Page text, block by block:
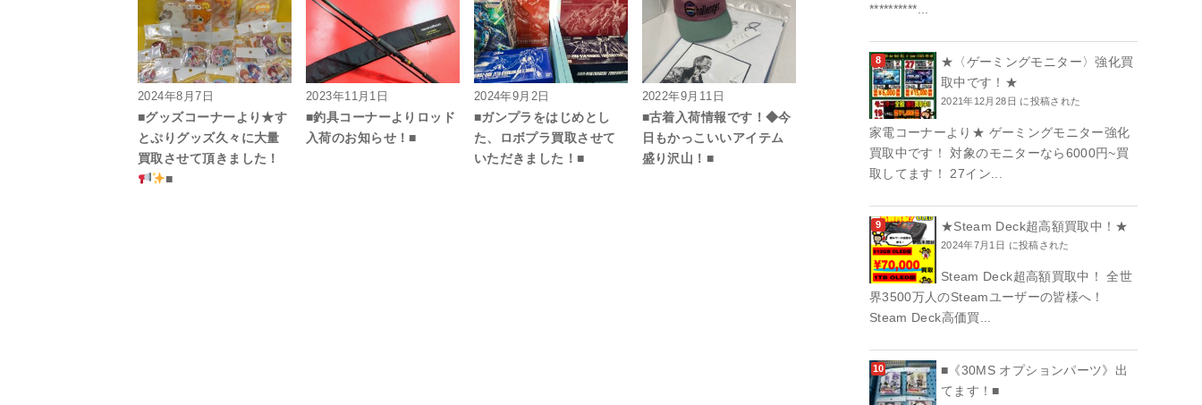
2024年8月7日
■グッズコーナーより★す
とぷりグッズ久々に大量
買取させて頂きました！
■
2023年11月1日
■釣具コーナーよりロッド
入荷のお知らせ！■
2024年9月2日
■ガンプラをはじめとし
た、ロボプラ買取させて
いただきました！■
2022年9月11日
■古着入荷情報です！◆今
日もかっこいいアイテム
盛り沢山！■
**********...
★〈ゲーミングモニター〉強化買
取中です！★
2021年12月28日 に投稿された
家電コーナーより★ ゲーミングモニター強化
買取中です！ 対象のモニターなら6000円~買
取してます！ 27イン...
★Steam Deck超高額買取中！★
2024年7月1日 に投稿された
Steam Deck超高額買取中！ 全世
界3500万人のSteamユーザーの皆様へ！
Steam Deck高価買...
■《30MS オプションパーツ》出
てます！■